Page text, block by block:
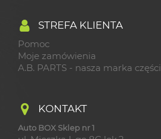
STREFA KLIENTA
Pomoc
Moje zamówienia
A.B. PARTS - nasza marka części
KONTAKT
Auto BOX Sklep nr 1